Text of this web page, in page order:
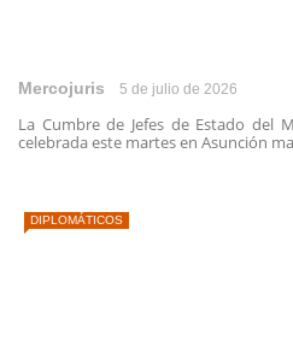
Mercojuris 5 de julio de 2026
La Cumbre de Jefes de Estado del
celebrada este martes en Asunción
DIPLOMÁTICOS